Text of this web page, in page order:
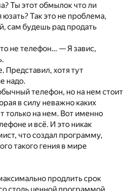
Ты этот обмылок что ли
юзать? Так это не проблема,
сам будешь рад продать
не телефон… — Я завис,
Представил, хотя тут
надо.
телефон, но на нем стоит
в силу неважно каких
только на нем. Вот именно
и всё. И это никак
что создал программу,
такого гения в мире
продлить срок